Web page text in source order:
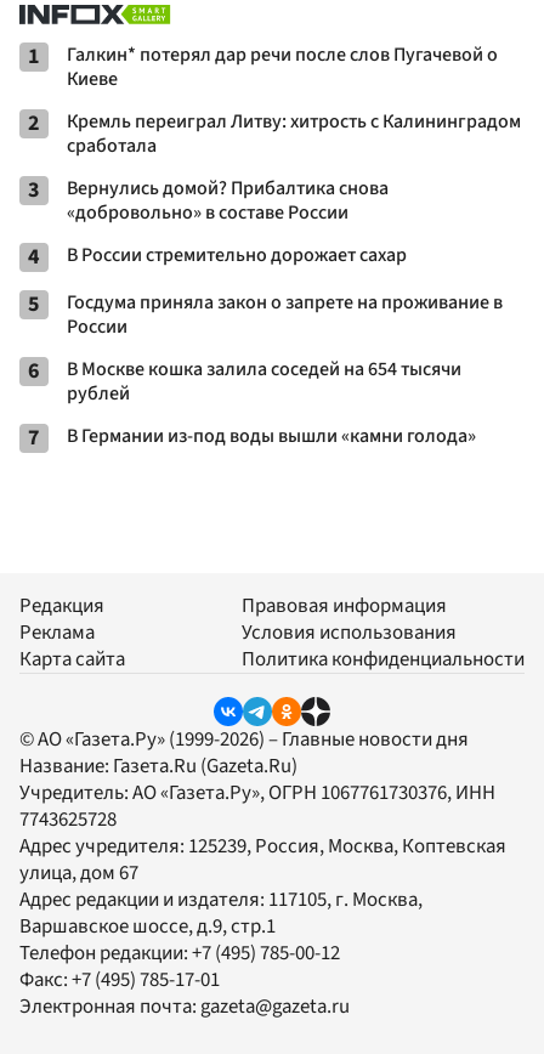
1
Галкин* потерял дар речи после слов Пугачевой о
Киеве
2
Кремль переиграл Литву: хитрость с Калининградом
сработала
3
Вернулись домой? Прибалтика снова
«добровольно» в составе России
4 В России стремительно дорожает сахар
5
Госдума приняла закон о запрете на проживание в
России
6
В Москве кошка залила соседей на 654 тысячи
рублей
7 В Германии из-под воды вышли «камни голода»
Редакция
Реклама
Карта сайта
Правовая информация
Условия использования
Политика конфиденциальности
© АО «Газета.Ру» (1999-2026) – Главные новости дня
Название: Газета.Ru (Gazeta.Ru)
Учредитель:АО «Газета.Ру», ОГРН 1067761730376, ИНН
7743625728
Адрес учредителя: 125239, Россия, Москва, Коптевская
улица, дом 67
Адрес редакции и издателя: 117105, г. Москва,
Варшавское шоссе, д.9, стр.1
Телефон редакции:+7 (495) 785-00-12
Факс:+7 (495) 785-17-01
Электронная почта:gazeta@gazeta.ru